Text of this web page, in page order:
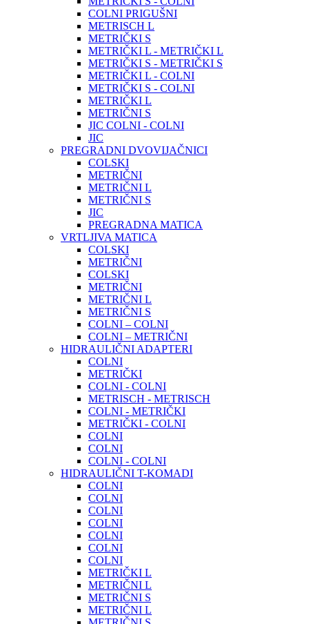
COLNI PRIGUŠNI
METRISCH L
METRIČKI S
METRIČKI L - METRIČKI L
METRIČKI S - METRIČKI S
METRIČKI L - COLNI
METRIČKI S - COLNI
METRIČKI L
METRIČNI S
JIC COLNI - COLNI
JIC
PREGRADNI DVOVIJAČNICI
COLSKI
METRIČNI
METRIČNI L
METRIČNI S
JIC
PREGRADNA MATICA
VRTLJIVA MATICA
COLSKI
METRIČNI
COLSKI
METRIČNI
METRIČNI L
METRIČNI S
COLNI – COLNI
COLNI – METRIČNI
HIDRAULIČNI ADAPTERI
COLNI
METRIČKI
COLNI - COLNI
METRISCH - METRISCH
COLNI - METRIČKI
METRIČKI - COLNI
COLNI
COLNI
COLNI - COLNI
HIDRAULIČNI T-KOMADI
COLNI
COLNI
COLNI
COLNI
COLNI
COLNI
COLNI
METRIČKI L
METRIČNI L
METRIČNI S
METRIČNI L